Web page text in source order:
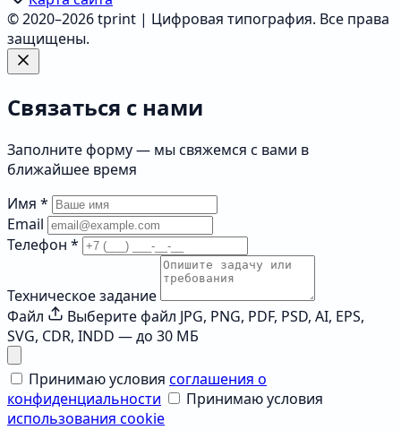
© 2020–2026 tprint | Цифровая типография. Все права
защищены.
Связаться с нами
Заполните форму — мы свяжемся с вами в
ближайшее время
Имя *
Email
Телефон *
Техническое задание
Файл
Выберите файл JPG, PNG, PDF, PSD, AI, EPS,
SVG, CDR, INDD — до 30 МБ
Принимаю условия соглашения о
конфиденциальности
Принимаю условия
использования cookie